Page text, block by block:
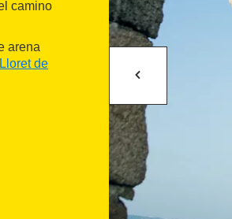
camino
arena
Lloret de